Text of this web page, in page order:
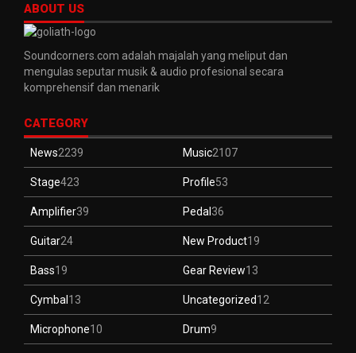
ABOUT US
Soundcorners.com adalah majalah yang meliput dan
mengulas seputar musik & audio profesional secara
komprehensif dan menarik
CATEGORY
News2239 Music2107
Stage423 Profile53
Amplifier39 Pedal 36
Guitar24 New Product19
Bass19 Gear Review13
Cymbal 13 Uncategorized12
Microphone10 Drum9